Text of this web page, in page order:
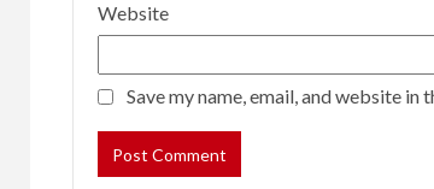
Website
Save my name, email, and website